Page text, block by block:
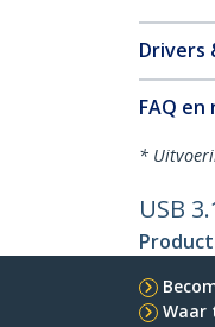
Drivers
FAQ en
*
USB
Waar